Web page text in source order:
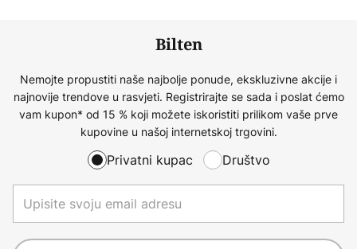
Bilten
Nemojte propustiti naše najbolje ponude, ekskluzivne akcije i
najnovije trendove u rasvjeti. Registrirajte se sada i poslat ćemo
vam kupon* od 15 % koji možete iskoristiti prilikom vaše prve
kupovine u našoj internetskoj trgovini.
Privatni kupac Društvo